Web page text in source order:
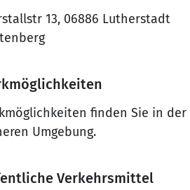
13, 06886 Lutherstadt
finden Sie in der
Umgebung.
Verkehrsmittel